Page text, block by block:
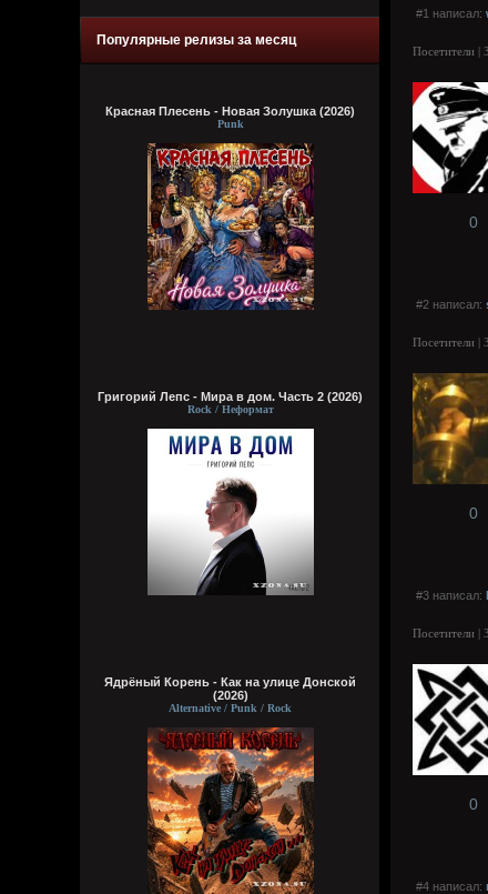
Популярные релизы за месяц
Красная Плесень - Новая Золушка (2026)
Punk
Григорий Лепс - Мира в дом. Часть 2 (2026)
Rock / Неформат
Ядрёный Корень - Как на улице Донской
(2026)
Alternative / Punk / Rock
#1 написал:
Посетители |
0
#2 написал:
Посетители |
0
#3 написал:
Посетители |
0
#4 написал: